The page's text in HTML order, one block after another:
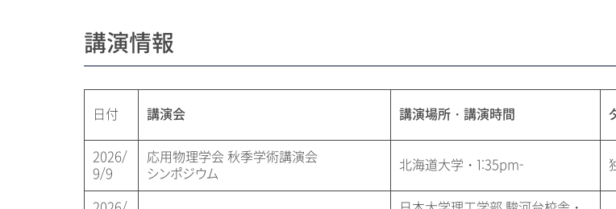
講演情報
日付 講演会 講演場所・講演時間
2026/
9/9
応用物理学会 秋季学術講演会
シンポジウム
北海道大学・1:35pm-